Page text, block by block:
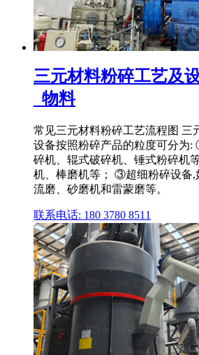
三元材料粉碎工艺及
_物料
常见三元材料粉碎工艺流程图 三
设备按照粉碎产品的粒度可分为
碎机、辊式破碎机、锤式粉碎机
机、棒磨机等； ③超细粉碎设备,
流磨、砂磨机和雷蒙磨等。
联系电话: 180 3780 8511